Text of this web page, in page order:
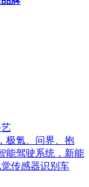
极氪、问界、抱
能驾驶系统，新能
传感器识别车